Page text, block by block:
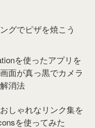
グでピザを焼こう
を使ったアプリを
面が真っ黒でカメラ
消法
しゃれなリンク集を
を使ってみた